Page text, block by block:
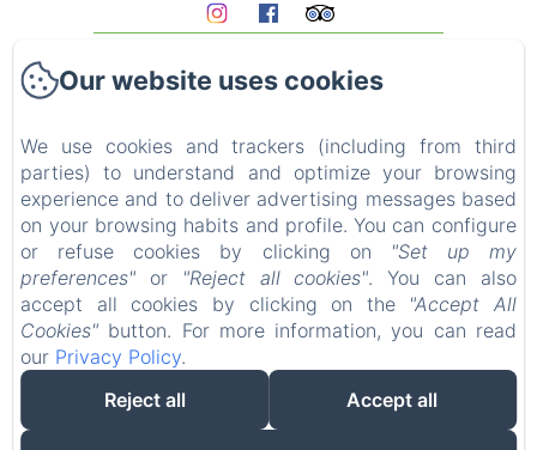
The gites
Experiences
Surroundings
Access & contact
Blog
FAQ
Legal notice
Our website uses cookies
We use cookies and trackers (including from third
parties) to understand and optimize your browsing
experience and to deliver advertising messages based
on your browsing habits and profile. You can configure
or refuse cookies by clicking on
"Set up my
preferences" or "Reject all cookies". You can also
accept all cookies by clicking on the "Accept All
Cookies" button. For more information, you can read
our Privacy Policy.
Reject all
Accept all